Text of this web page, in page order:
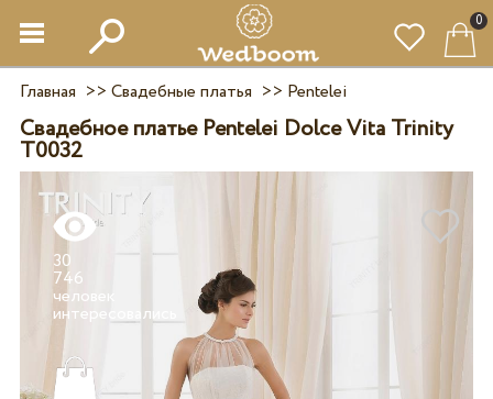
0
Главная >> Свадебные платья >> Pentelei
Свадебное платье Pentelei Dolce Vita Trinity
T0032
30
746
человек